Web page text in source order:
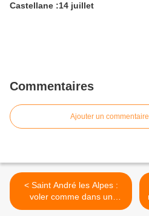
Castellane :14 juillet
Commentaires
Ajouter un commentaire
< Saint André les Alpes :
voler comme dans un
fauteuil